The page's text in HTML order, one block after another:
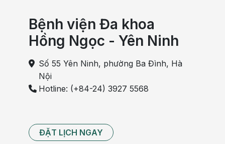
Bệnh viện Đa khoa
Hồng Ngọc - Yên Ninh
Số 55 Yên Ninh, phường Ba Đình, Hà
Nội
Hotline: (+84-24) 3927 5568
ĐẶT LỊCH NGAY